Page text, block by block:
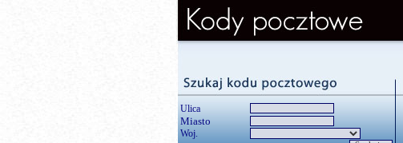
Ulica
Miasto
Woj.